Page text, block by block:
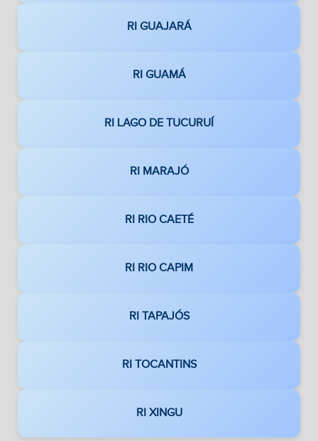
RI GUAJARÁ
RI GUAMÁ
RI LAGO DE TUCURUÍ
RI MARAJÓ
RI RIO CAETÉ
RI RIO CAPIM
RI TAPAJÓS
RI TOCANTINS
RI XINGU